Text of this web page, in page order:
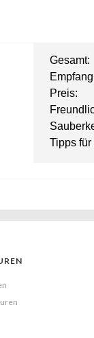
Gesamt:
Preis:
Tipps